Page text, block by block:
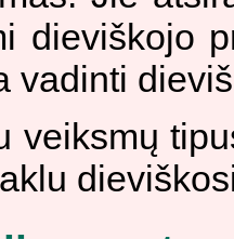
dieviškojo
vadinti
veiksmų